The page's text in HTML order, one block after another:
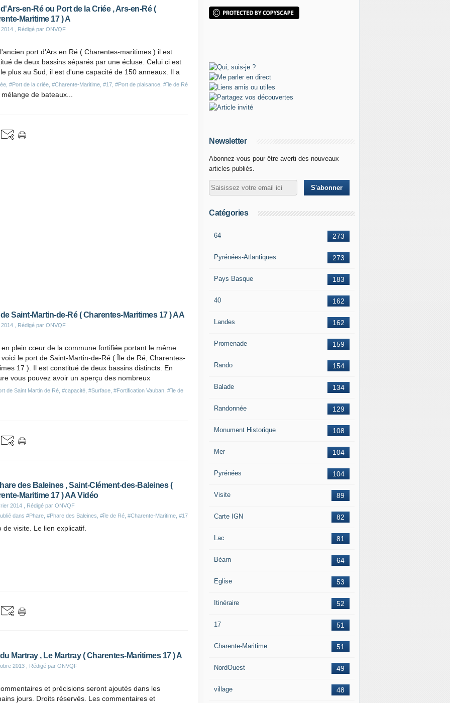
en-Ré ou Port de la Criée , Ars-en-Ré (
Maritime 17 ) A
2014 , Rédigé par ONVQF
#Port de la criée #Charente-Maritime #17 #Port de plaisance #île de Ré
port d'Ars en Ré ( Charentes-maritimes ) il est
de deux bassins séparés par une écluse. Celui ci est
plus au Sud, il est d'une capacité de 150 anneaux. Il a
de bateaux...
Saint-Martin-de-Ré ( Charentes-Maritimes 17 ) AA
2014 , Rédigé par ONVQF
de Saint Martin de Ré #capacité #Surface #Fortification Vauban #île de
en plein cœur de la commune fortifiée portant le même
voici le port de Saint-Martin-de-Ré ( Île de Ré, Charentes-
17 ). Il est constitué de deux bassins distincts. En
vous pouvez avoir un aperçu des nombreux
des Baleines , Saint-Clément-des-Baleines (
Maritime 17 ) AA Vidéo
2014 , Rédigé par ONVQF
dans #Phare #Phare des Baleines #île de Ré #Charente-Maritime #17
de visite. Le lien explicatif.
Martray , Le Martray ( Charentes-Maritimes 17 ) A
2013 , Rédigé par ONVQF
et précisions seront ajoutés dans les
jours. Droits réservés. Les commentaires et
Newsletter
Abonnez-vous pour être averti des nouveaux
articles publiés.
Catégories
273
64
273
Pyrénées-Atlantiques
183
Pays Basque
162
40
162
Landes
159
Promenade
154
Rando
134
Balade
129
Randonnée
108
Monument Historique
104
Mer
104
Pyrénées
89
Visite
82
Carte IGN
81
Lac
64
Béarn
53
Eglise
52
Itinéraire
51
17
51
Charente-Maritime
49
NordOuest
48
village